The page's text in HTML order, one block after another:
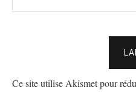
Ce site utilise Akismet pour